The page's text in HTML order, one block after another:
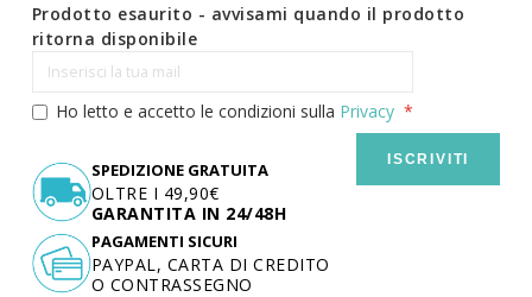
Prodotto esaurito - avvisami quando il prodotto
ritorna disponibile
Ho letto e accetto le condizioni sulla Privacy
ISCRIVITI
SPEDIZIONE GRATUITA
OLTRE I 49,90€
GARANTITA IN 24/48H
PAGAMENTI SICURI
PAYPAL, CARTA DI CREDITO
O CONTRASSEGNO